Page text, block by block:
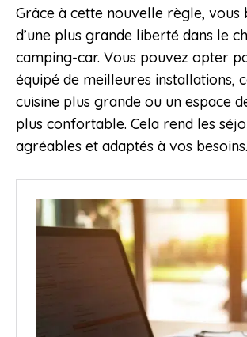
Grâce à cette nouvelle règle, vous
d’une plus grande liberté dans le
camping-car. Vous pouvez opter
équipé de meilleures installations,
cuisine plus grande ou un espace
plus confortable. Cela rend les
agréables et adaptés à vos besoins.